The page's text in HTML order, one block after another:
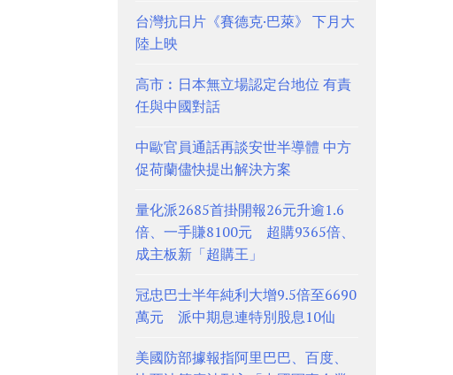
台灣抗日片《賽德克·巴萊》 下月大
陸上映
高市︰日本無立場認定台地位 有責
任與中國對話
中歐官員通話再談安世半導體 中方
促荷蘭儘快提出解決方案
量化派2685首掛開報26元升逾1.6
倍、一手賺8100元 超購9365倍、
成主板新「超購王」
冠忠巴士半年純利大增9.5倍至6690
萬元 派中期息連特別股息10仙
美國防部據報指阿里巴巴、百度、